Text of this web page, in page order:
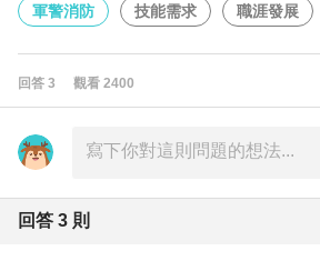
軍警消防 技能需求 職涯發展
回答 3 觀看 2400
回答 3 則